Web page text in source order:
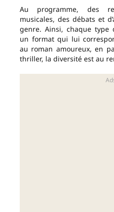
Au programme, des
musicales, des débats et
genre. Ainsi, chaque
un format qui lui
au roman amoureux, en
thriller, la diversité est au